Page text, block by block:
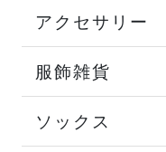
アクセサリー
服飾雑貨
ソックス